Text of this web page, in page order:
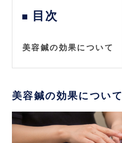
目次
美容鍼の効果について
美容鍼の効果について